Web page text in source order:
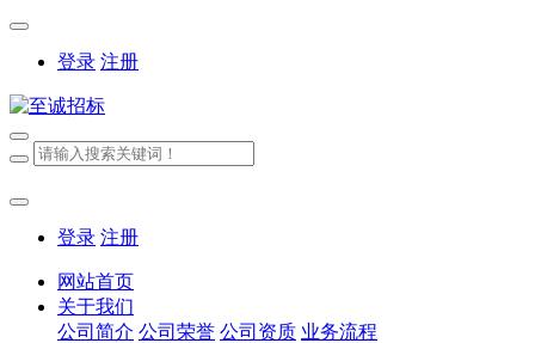
登录 注册
登录 注册
网站首页
关于我们
公司简介 公司荣誉 公司资质 业务流程